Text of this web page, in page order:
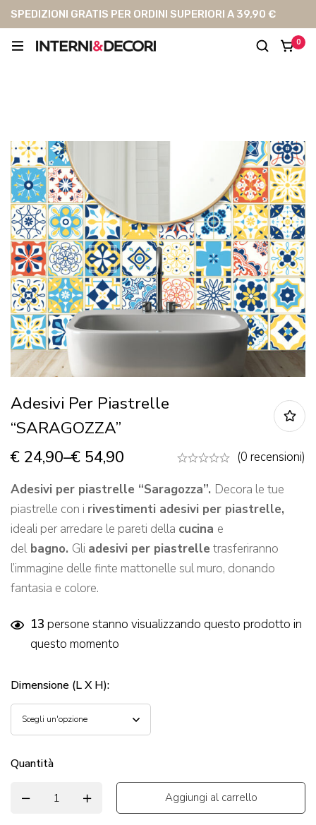
SPEDIZIONI GRATIS PER ORDINI SUPERIORI A 39,90 €
0
Adesivi Per Piastrelle
“SARAGOZZA”
€ 24,90–€ 54,90
(0 recensioni)
Adesivi per piastrelle “Saragozza”. Decora le tue
piastrelle con i rivestimenti adesivi per piastrelle,
ideali per arredare le pareti della cucina e
delbagno. Gli adesivi per piastrelle trasferiranno
l’immagine delle finte mattonelle sul muro, donando
fantasia e colore.
13 persone stanno visualizzando questo prodotto in
questo momento
Dimensione (L X H):
Quantità
Aggiungi al carrello